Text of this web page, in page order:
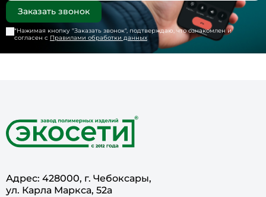
*Нажимая кнопку "Заказать звонок", подтверждаю, что ознакомлен и
согласен с Правилами обработки данных
Адрес: 428000, г. Чебоксары,
ул. Карла Маркса, 52а